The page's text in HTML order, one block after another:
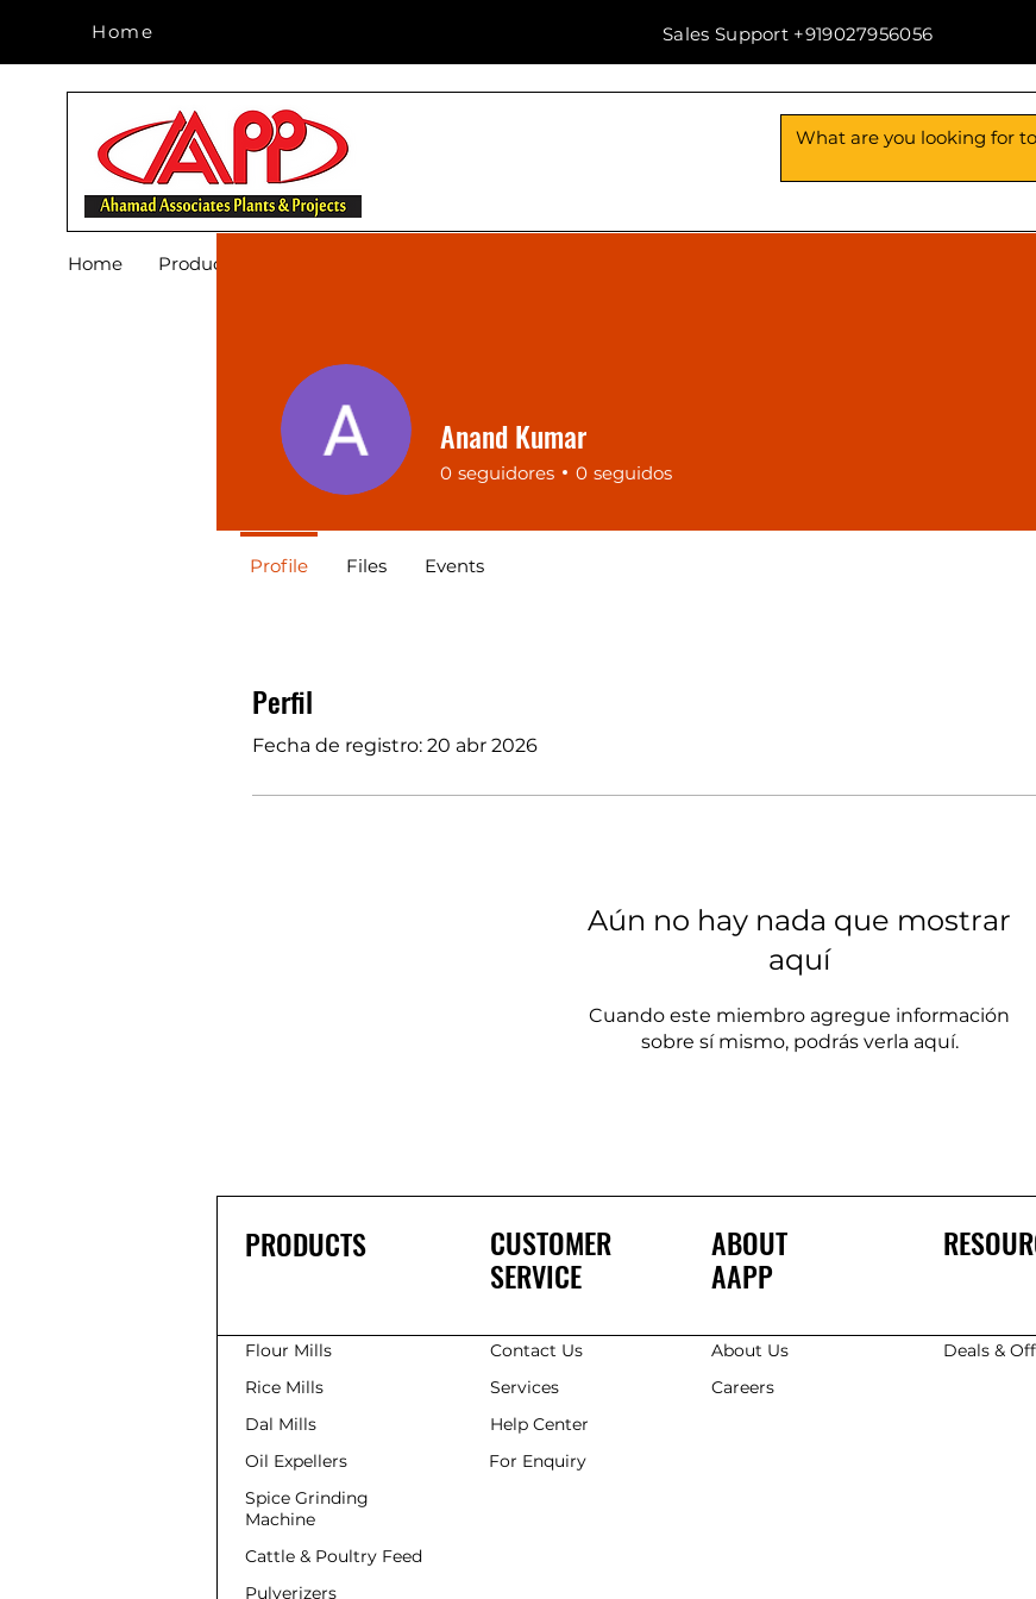
Home
Home Sales Support +919027956056
Home Products
Perfil
Fecha de registro: 20 abr 2026
Aún no hay nada que mostrar
aquí
Cuando este miembro agregue información
sobre sí mismo, podrás verla aquí.
Anand Kumar
0 seguidores 0 seguidos
Profile Files Events
PRODUCTS
Flour Mills
Rice Mills
Dal Mills
Oil Expellers
Spice Grinding
Machine
Cattle & Poultry Feed
Pulverizers
CUSTOMER
SERVICE
Contact Us
Services
Help Center
For Enquiry
ABOUT
AAPP
About Us
Careers
Deals &